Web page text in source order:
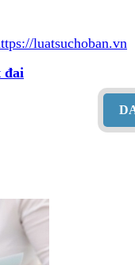
luatsuchoban.vn
đai